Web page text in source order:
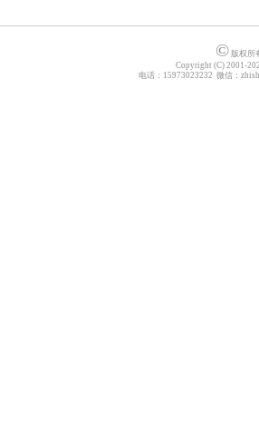
© 版权所
Copyright (C) 2001-
电话：15973023232 微信：